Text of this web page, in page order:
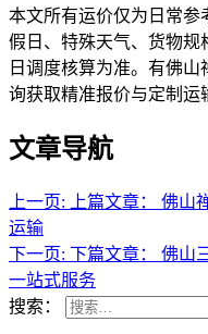
本文所有运价仅为日常参
假日、特殊天气、货物规
日调度核算为准。有佛
询获取精准报价与定制运
文章导航
上一页: 上篇文章：
佛山
运输
下一页: 下篇文章：
佛山
一站式服务
搜索：